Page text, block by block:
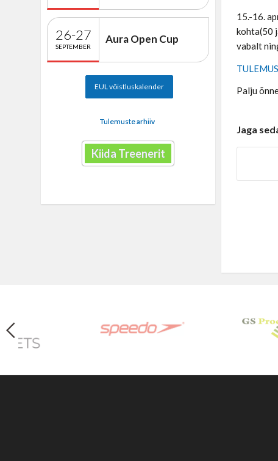
15.-16.
kohta(50
vabalt
Palju
Jaga
26-27
SEPTEMBER
Aura Open Cup
EUL võistluskalender
Tulemuste arhiiv
Kiida Treenerit